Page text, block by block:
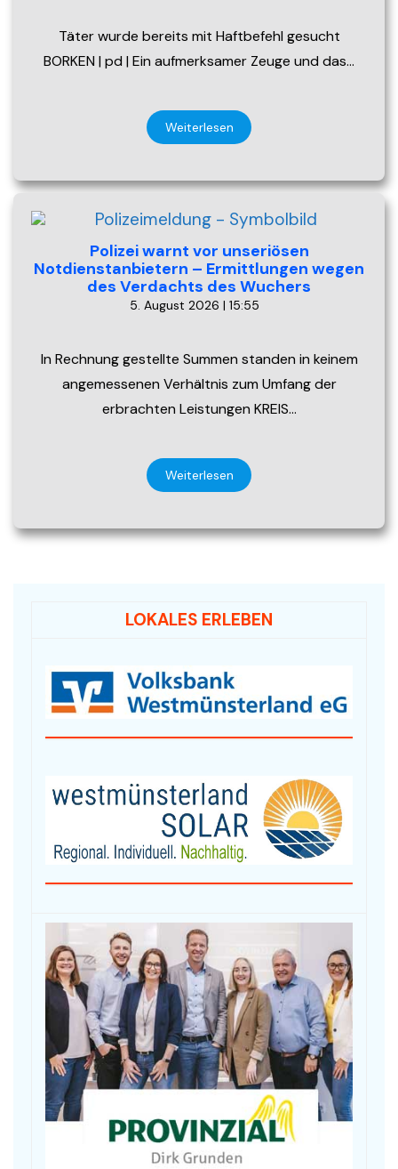
Täter wurde bereits mit Haftbefehl gesucht
BORKEN | pd | Ein aufmerksamer Zeuge und das…
Weiterlesen
Polizei warnt vor unseriösen
Notdienstanbietern – Ermittlungen wegen
des Verdachts des Wuchers
5. August 2026 | 15:55
In Rechnung gestellte Summen standen in keinem
angemessenen Verhältnis zum Umfang der
erbrachten Leistungen KREIS…
Weiterlesen
LOKALES ERLEBEN